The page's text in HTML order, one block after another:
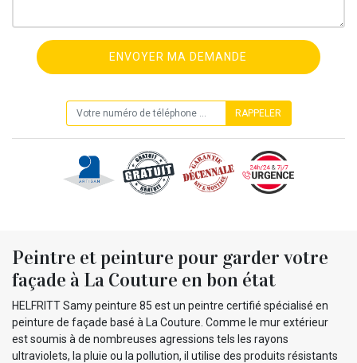
Peintre et peinture pour garder votre
façade à La Couture en bon état
HELFRITT Samy peinture 85 est un peintre certifié spécialisé en
peinture de façade basé à La Couture. Comme le mur extérieur
est soumis à de nombreuses agressions tels les rayons
ultraviolets, la pluie ou la pollution, il utilise des produits résistants